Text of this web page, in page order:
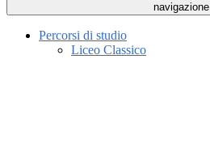
navigazione
Percorsi di studio
Liceo Classico